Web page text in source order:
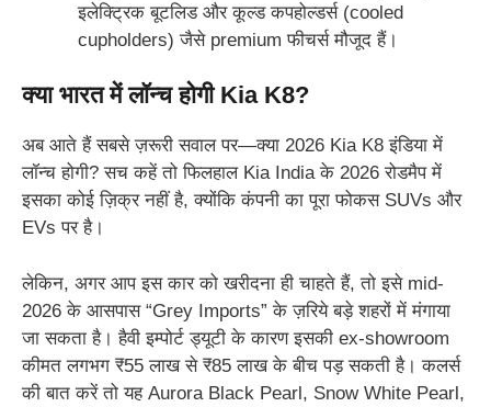
इलेक्ट्रिक बूटलिड और कूल्ड कपहोल्डर्स (cooled
cupholders) जैसे premium फीचर्स मौजूद हैं।
क्या भारत में लॉन्च होगी Kia K8?
अब आते हैं सबसे ज़रूरी सवाल पर—क्या 2026 Kia K8 इंडिया में
लॉन्च होगी? सच कहें तो फिलहाल Kia India के 2026 रोडमैप में
इसका कोई ज़िक्र नहीं है, क्योंकि कंपनी का पूरा फोकस SUVs और
EVs पर है।
लेकिन, अगर आप इस कार को खरीदना ही चाहते हैं, तो इसे mid-
2026 के आसपास “Grey Imports” के ज़रिये बड़े शहरों में मंगाया
जा सकता है। हैवी इम्पोर्ट ड्यूटी के कारण इसकी ex-showroom
कीमत लगभग ₹55 लाख से ₹85 लाख के बीच पड़ सकती है। कलर्स
की बात करें तो यह Aurora Black Pearl, Snow White Pearl,